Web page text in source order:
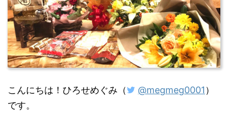
こんにちは！ひろせめぐみ（ @megmeg0001 ）
です。